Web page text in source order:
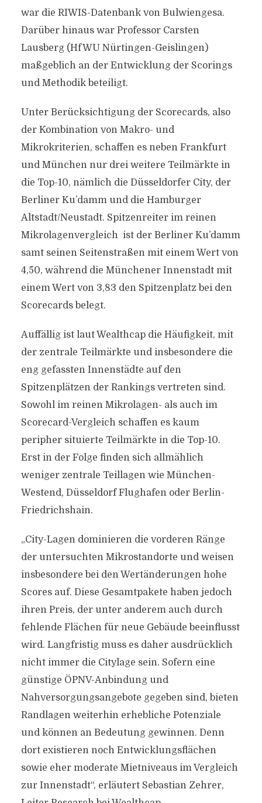
war die RIWIS-Datenbank von Bulwiengesa.
Darüber hinaus war Professor Carsten
Lausberg (HfWU Nürtingen-Geislingen)
maßgeblich an der Entwicklung der Scorings
und Methodik beteiligt.
Unter Berücksichtigung der Scorecards, also
der Kombination von Makro- und
Mikrokriterien, schaffen es neben Frankfurt
und München nur drei weitere Teilmärkte in
die Top-10, nämlich die Düsseldorfer City, der
Berliner Ku’damm und die Hamburger
Altstadt/Neustadt. Spitzenreiter im reinen
Mikrolagenvergleich ist der Berliner Ku’damm
samt seinen Seitenstraßen mit einem Wert von
4,50, während die Münchener Innenstadt mit
einem Wert von 3,83 den Spitzenplatz bei den
Scorecards belegt.
Auffällig ist laut Wealthcap die Häufigkeit, mit
der zentrale Teilmärkte und insbesondere die
eng gefassten Innenstädte auf den
Spitzenplätzen der Rankings vertreten sind.
Sowohl im reinen Mikrolagen- als auch im
Scorecard-Vergleich schaffen es kaum
peripher situierte Teilmärkte in die Top-10.
Erst in der Folge finden sich allmählich
weniger zentrale Teillagen wie München-
Westend, Düsseldorf Flughafen oder Berlin-
Friedrichshain.
„City-Lagen dominieren die vorderen Ränge
der untersuchten Mikrostandorte und weisen
insbesondere bei den Wertänderungen hohe
Scores auf. Diese Gesamtpakete haben jedoch
ihren Preis, der unter anderem auch durch
fehlende Flächen für neue Gebäude beeinflusst
wird. Langfristig muss es daher ausdrücklich
nicht immer die Citylage sein. Sofern eine
günstige ÖPNV-Anbindung und
Nahversorgungsangebote gegeben sind, bieten
Randlagen weiterhin erhebliche Potenziale
und können an Bedeutung gewinnen. Denn
dort existieren noch Entwicklungsflächen
sowie eher moderate Mietniveaus im Vergleich
zur Innenstadt“, erläutert Sebastian Zehrer,